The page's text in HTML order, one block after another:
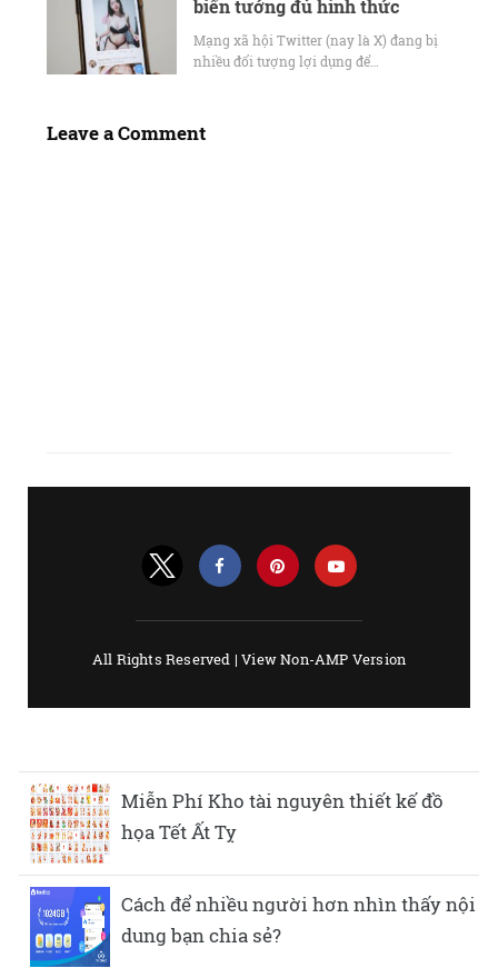
Miễn Phí Kho tài nguyên thiết kế đồ
họa Tết Ất Tỵ
Cách để nhiều người hơn nhìn thấy nội
dung bạn chia sẻ?